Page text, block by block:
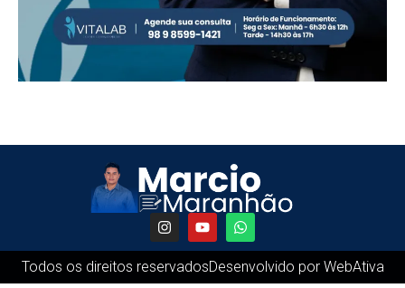
Todos os direitos reservadosDesenvolvido por WebAtiva